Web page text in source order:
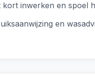
inwerken en spoel
en